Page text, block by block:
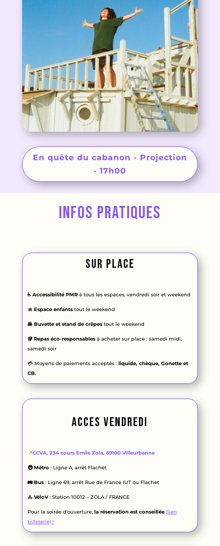
En quête du cabanon - Projection
- 17h00
Infos pratiques
sur place
♿Accessibilité PMR à tous les espaces, vendredi soir et weekend
🚸 Espace enfantstout le weekend
🥞 Buvette et stand de crêpestout le weekend
🥡 Repas éco-responsablesà acheter sur place : samedi midi,
samedi soir
💳 Moyens de paiements acceptés : liquide, chèque, Gonette et
CB.
acces vendredi
📍CCVA, 234 cours Emile Zola, 69100 Villeurbanne
🚇 Métro: Ligne A, arrêt Flachet
🚌 Bus: Ligne 69, arrêt Rue de France IUT ou Flachet
🚴 VéloV: Station 10012 – ZOLA / FRANCE
Pour la soirée d’ouverture, la réservation est conseillée (lien
billeterie) !